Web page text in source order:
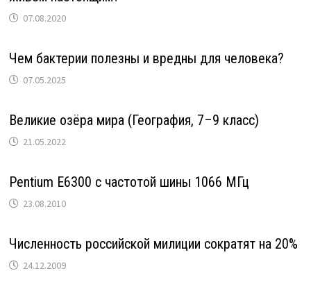
07.08.2020
Чем бактерии полезны и вредны для человека?
07.05.2025
Великие озёра мира (География, 7–9 класс)
21.05.2022
Pentium E6300 с частотой шины 1066 МГц
23.08.2010
Численность российской милиции сократят на 20%
24.12.2009